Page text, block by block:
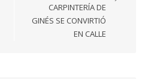
CARPINTERÍA DE
GINÉS SE CONVIRTIÓ
EN CALLE